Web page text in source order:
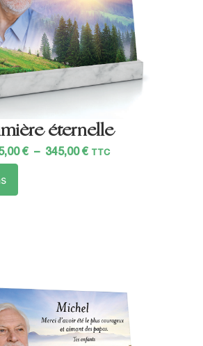
éternelle
€ – 345,00 € TTC